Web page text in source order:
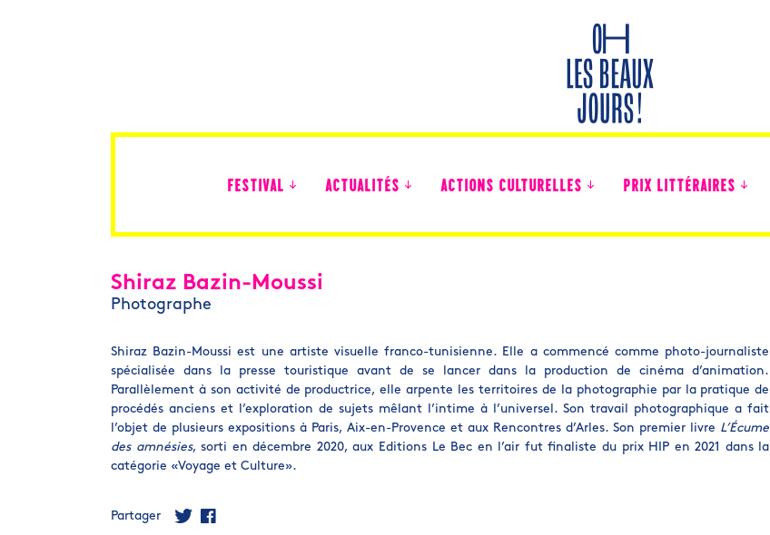
FESTIVAL ACTUALITÉS ACTIONS CULTURELLES PRIX LITTÉRAIRES
Shiraz Bazin-Moussi
Photographe
Shiraz Bazin-Moussi est une artiste visuelle franco-tunisienne. Elle a commencé comme photo-journaliste
spécialisée dans la presse touristique avant de se lancer dans la production de cinéma d’animation.
Parallèlement à son activité de productrice, elle arpente les territoires de la photographie par la pratique de
procédés anciens et l’exploration de sujets mêlant l’intime à l’universel. Son travail photographique a fait
l’objet de plusieurs expositions à Paris, Aix-en-Provence et aux Rencontres d’Arles. Son premier livre L’Écume
des amnésies, sorti en décembre 2020, aux Editions Le Bec en l’air fut finaliste du prix HIP en 2021 dans la
catégorie «Voyage et Culture».
Partager